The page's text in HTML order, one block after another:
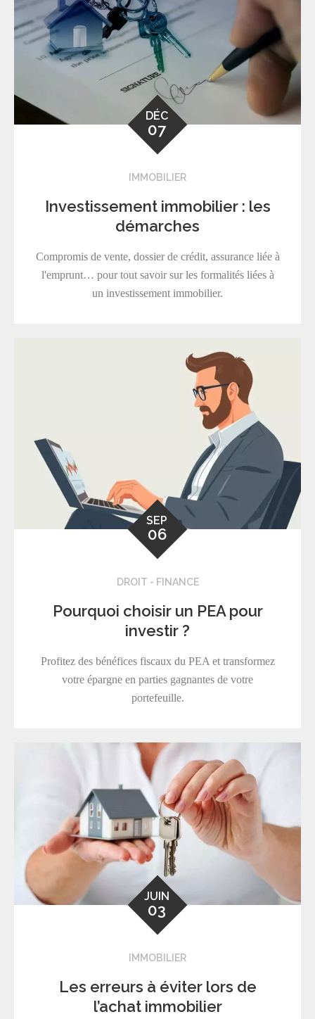
DÉC
07
IMMOBILIER
Investissement immobilier : les
démarches
Compromis de vente, dossier de crédit, assurance liée à
l'emprunt… pour tout savoir sur les formalités liées à
un investissement immobilier.
SEP
06
DROIT - FINANCE
Pourquoi choisir un PEA pour
investir ?
Profitez des bénéfices fiscaux du PEA et transformez
votre épargne en parties gagnantes de votre
portefeuille.
JUIN
03
IMMOBILIER
Les erreurs à éviter lors de
l’achat immobilier